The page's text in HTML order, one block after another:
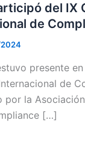
del IX
de
presente
de
por la
[…]